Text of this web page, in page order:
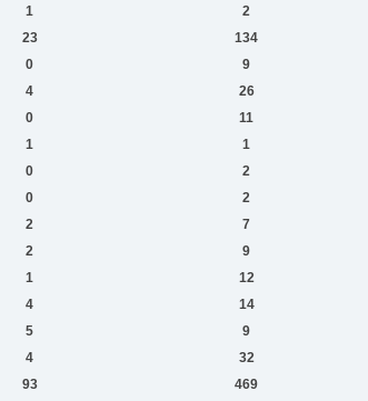
1 2
23 134
0 9
4 26
0 11
1 1
0 2
0 2
2 7
2 9
1 12
4 14
5 9
4 32
93 469